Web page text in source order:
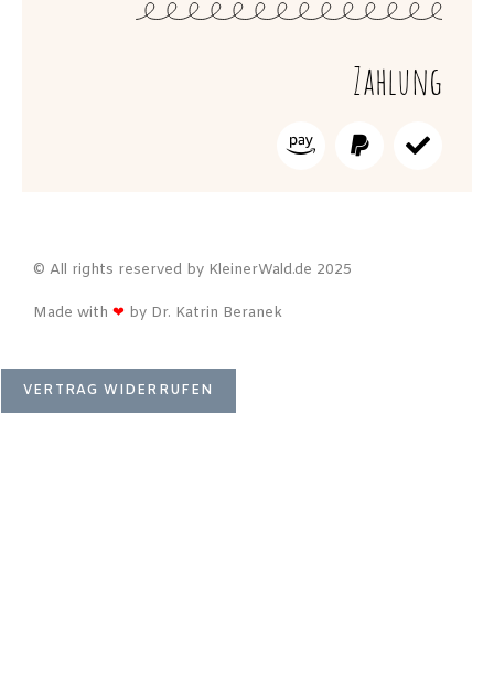
Zahlung
© All rights reserved by KleinerWald.de 2025
Made with ❤ by Dr. Katrin Beranek
VERTRAG WIDERRUFEN